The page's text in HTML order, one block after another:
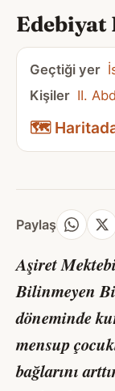
Edebiyat
Geçtiği yer
Kişiler II.
🗺️
Paylaş
Aşiret
Bilinmeyen
döneminde
mensup
bağlarını